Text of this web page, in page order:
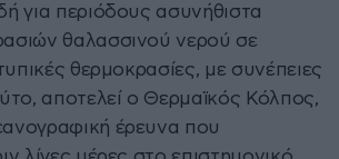
για περιόδους ασυνήθιστα
θαλασσινού νερού σε
θερμοκρασίες, με συνέπειες
αποτελεί ο Θερμαϊκός Κόλπος,
έρευνα που